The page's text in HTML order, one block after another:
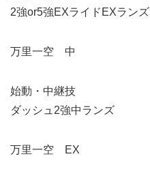
2強or5強EXライドEXランズ
万里一空 中
始動・中継技
ダッシュ2強中ランズ
万里一空 EX